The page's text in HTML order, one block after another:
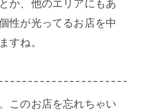
性が光ってるお店を中
すね。
このお店を忘れちゃい